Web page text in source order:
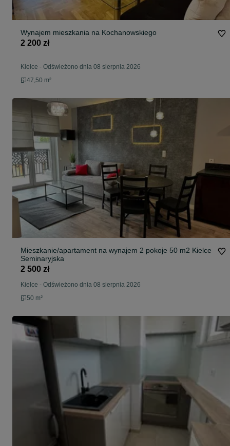
Wynajem mieszkania na Kochanowskiego
2 200 zł
Kielce - Odświeżono dnia 08 sierpnia 2026
47,50 m²
Mieszkanie/apartament na wynajem 2 pokoje 50 m2 Kielce
Seminaryjska
2 500 zł
Kielce - Odświeżono dnia 08 sierpnia 2026
50 m²